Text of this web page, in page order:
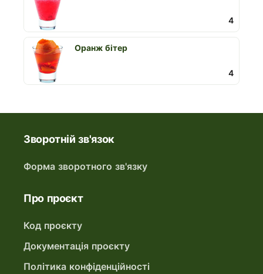
4
4
Оранж бітер
Зворотній зв'язок
Форма зворотного зв'язку
Про проєкт
Код проєкту
Документація проєкту
Політика конфіденційності